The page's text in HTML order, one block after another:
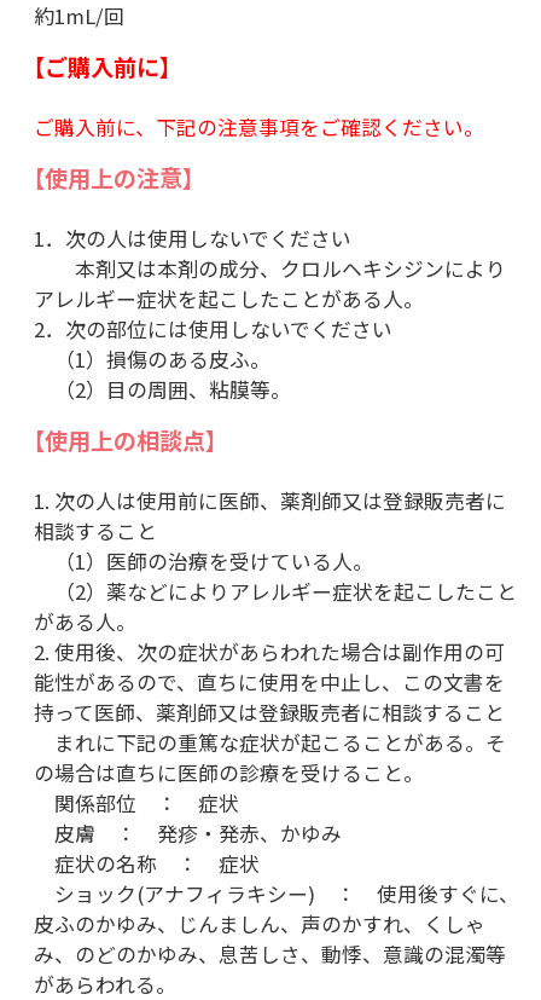
約1mL/回
【ご購入前に】
ご購入前に、下記の注意事項をご確認ください。
【使用上の注意】
1．次の人は使用しないでください
本剤又は本剤の成分、クロルヘキシジンにより
アレルギー症状を起こしたことがある人。
2．次の部位には使用しないでください
（1）損傷のある皮ふ。
（2）目の周囲、粘膜等。
【使用上の相談点】
1. 次の人は使用前に医師、薬剤師又は登録販売者に
相談すること
（1）医師の治療を受けている人。
（2）薬などによりアレルギー症状を起こしたこと
がある人。
2. 使用後、次の症状があらわれた場合は副作用の可
能性があるので、直ちに使用を中止し、この文書を
持って医師、薬剤師又は登録販売者に相談すること
まれに下記の重篤な症状が起こることがある。そ
の場合は直ちに医師の診療を受けること。
関係部位 ： 症状
皮膚 ： 発疹・発赤、かゆみ
症状の名称 ： 症状
ショック(アナフィラキシー) ： 使用後すぐに、
皮ふのかゆみ、じんましん、声のかすれ、くしゃ
み、のどのかゆみ、息苦しさ、動悸、意識の混濁等
があらわれる。